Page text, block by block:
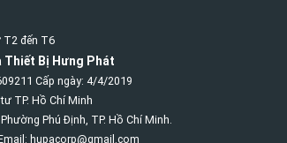
T2 đến T6
Thiết Bị Hưng Phát
Cấp ngày: 4/4/2019
TP. Hồ Chí Minh
Phú Định, TP. Hồ Chí Minh.
hupacorp@gmail.com